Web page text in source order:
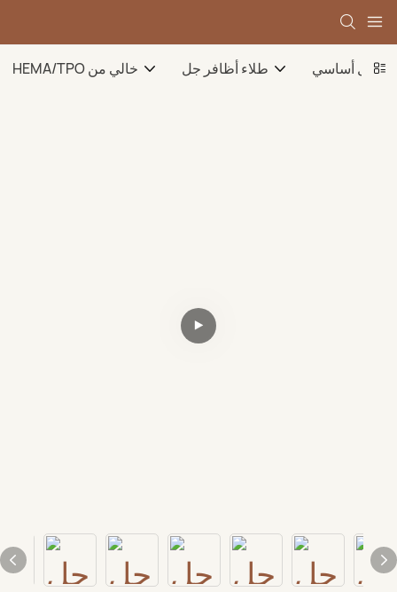
HEMA/TPO خالي من طلاء أظافر جل جل أساسي